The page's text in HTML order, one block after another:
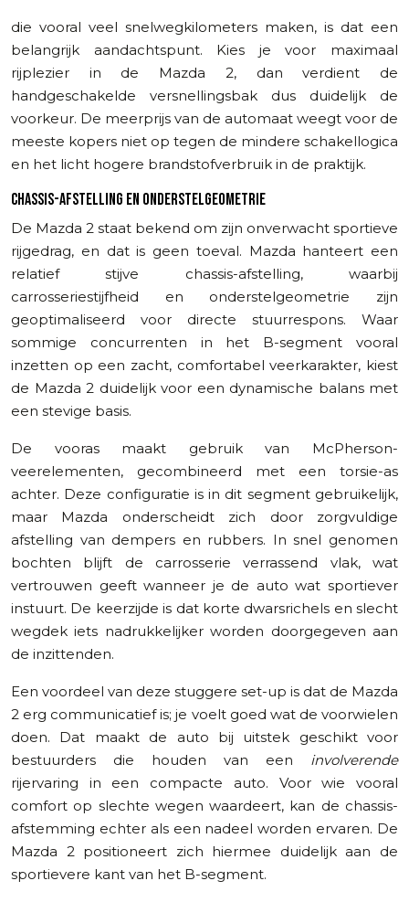
die vooral veel snelwegkilometers maken, is dat een
belangrijk aandachtspunt. Kies je voor maximaal
rijplezier in de Mazda 2, dan verdient de
handgeschakelde versnellingsbak dus duidelijk de
voorkeur. De meerprijs van de automaat weegt voor de
meeste kopers niet op tegen de mindere schakellogica
en het licht hogere brandstofverbruik in de praktijk.
CHASSIS-AFSTELLING EN ONDERSTELGEOMETRIE
De Mazda 2 staat bekend om zijn onverwacht sportieve
rijgedrag, en dat is geen toeval. Mazda hanteert een
relatief stijve chassis-afstelling, waarbij
carrosseriestijfheid en onderstelgeometrie zijn
geoptimaliseerd voor directe stuurrespons. Waar
sommige concurrenten in het B-segment vooral
inzetten op een zacht, comfortabel veerkarakter, kiest
de Mazda 2 duidelijk voor een dynamische balans met
een stevige basis.
De vooras maakt gebruik van McPherson-
veerelementen, gecombineerd met een torsie-as
achter. Deze configuratie is in dit segment gebruikelijk,
maar Mazda onderscheidt zich door zorgvuldige
afstelling van dempers en rubbers. In snel genomen
bochten blijft de carrosserie verrassend vlak, wat
vertrouwen geeft wanneer je de auto wat sportiever
instuurt. De keerzijde is dat korte dwarsrichels en slecht
wegdek iets nadrukkelijker worden doorgegeven aan
de inzittenden.
Een voordeel van deze stuggere set-up is dat de Mazda
2 erg communicatief is; je voelt goed wat de voorwielen
doen. Dat maakt de auto bij uitstek geschikt voor
bestuurders die houden van een involverende
rijervaring in een compacte auto. Voor wie vooral
comfort op slechte wegen waardeert, kan de chassis-
afstemming echter als een nadeel worden ervaren. De
Mazda 2 positioneert zich hiermee duidelijk aan de
sportievere kant van het B-segment.